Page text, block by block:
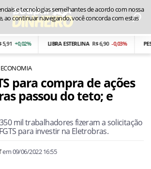
+0,02% LIBRA ESTERLINA R$ 6,90 -0,03%
ECONOMIA
para compra de ações
passou do teto; e
mil trabalhadores fizeram a solicitação
para investir na Eletrobras.
em09/06/2022 16:55
e tecnologias semelhantes de acordo com nossa
ao continuar navegando, você concorda com estas